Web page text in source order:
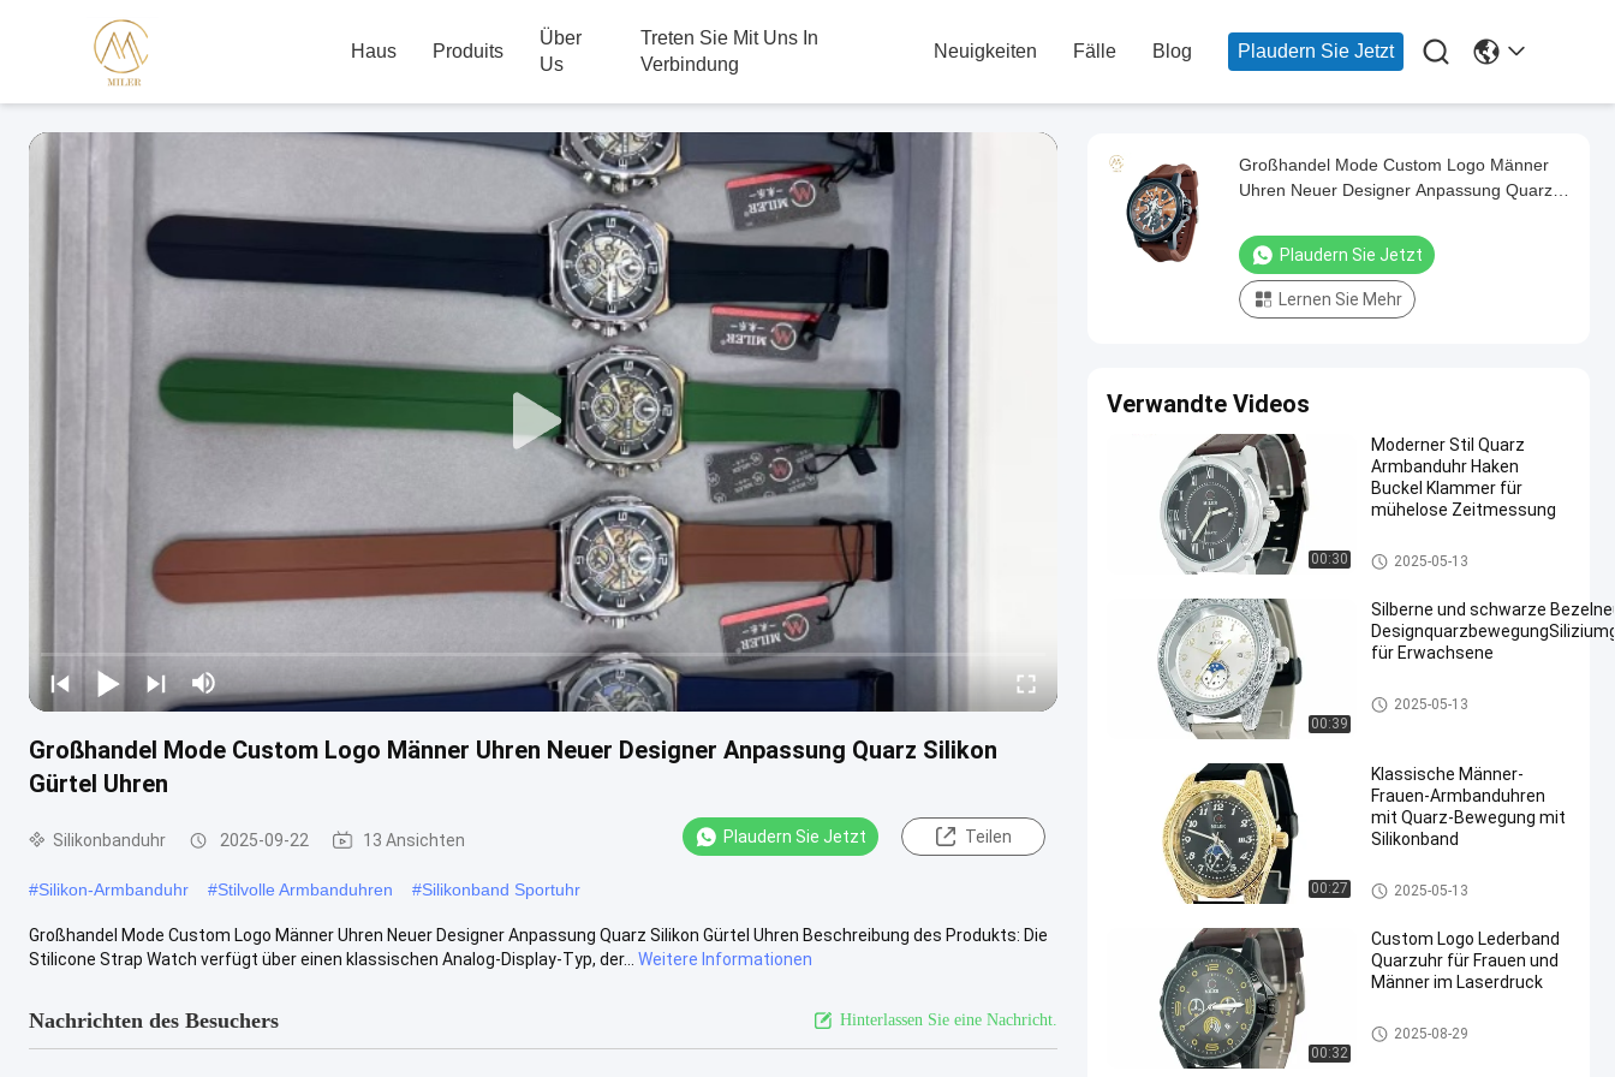
Haus Produits
Über
Us
Treten Sie Mit Uns In
Verbindung
Neuigkeiten Fälle Blog Plaudern Sie Jetzt 
Großhandel Mode Custom Logo Männer Uhren Neuer Designer Anpassung Quarz Silikon
Gürtel Uhren
Silikonbanduhr 2025-09-22 13 Ansichten Plaudern Sie Jetzt Teilen
#Silikon-Armbanduhr #Stilvolle Armbanduhren #Silikonband Sportuhr
Großhandel Mode Custom Logo Männer Uhren Neuer Designer Anpassung Quarz Silikon Gürtel Uhren Beschreibung des Produkts: Die
Stilicone Strap Watch verfügt über einen klassischen Analog-Display-Typ, der...
Weitere Informationen
Nachrichten des Besuchers Hinterlassen Sie eine Nachricht.
Großhandel Mode Custom Logo Männer
Uhren Neuer Designer Anpassung Quarz
Plaudern Sie Jetzt
Lernen Sie Mehr
Verwandte Videos
00:30
Moderner Stil Quarz
Armbanduhr Haken
Buckel Klammer für
mühelose Zeitmessung
Quarz-Armbanduhr
2025-05-13
00:39
Silberne und schwarze
für Erwachsene
Silikonbanduhr
2025-05-13
00:27
Klassische Männer-
Frauen-Armbanduhren
mit Quarz-Bewegung mit
Silikonband
Silikonbanduhr
2025-05-13
00:32
Custom Logo Lederband
Quarzuhr für Frauen und
Männer im Laserdruck
Lederbandquarzuhr
2025-08-29